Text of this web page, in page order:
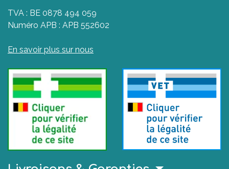
TVA : BE 0878 494 059
Numéro APB : APB 552602
En savoir plus sur nous